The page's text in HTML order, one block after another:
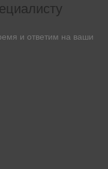
и ответим на ваши